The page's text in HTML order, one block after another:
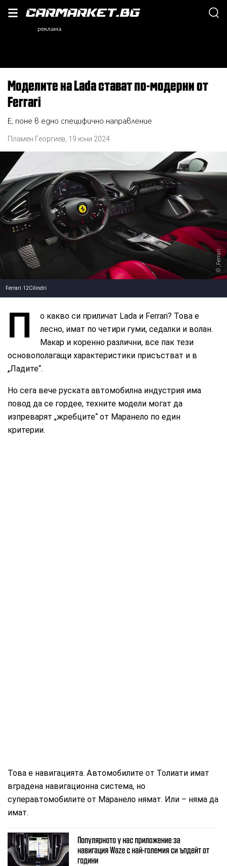
Моделите на Lada стават по-модерни от
Ferrari
Е, поне в едно специфично направление
Пламен Георгиев 19 юни 2024
, Ferrari
Ferrari 12Cilindri
П
о какво си приличат Lada и Ferrari? Това е
лесно, имат по четири гуми, седалки и волан.
Макар и коренно различни, все пак тези
основополагащи характеристики присъстват и в
„Ладите“.
Но сега вече руската автомобилна индустрия има
повод да се гордее, техните модели могат да
изпреварят „жребците“ от Маранело по един
критерии.
Това е навигацията. Автомобилите от Толиати имат
вградена навигационна система, но
суперавтомобилите от Маранело нямат. Или – няма да
имат.
Популярното у нас приложение за
навигация Waze с най-големия си ъпдейт от
години